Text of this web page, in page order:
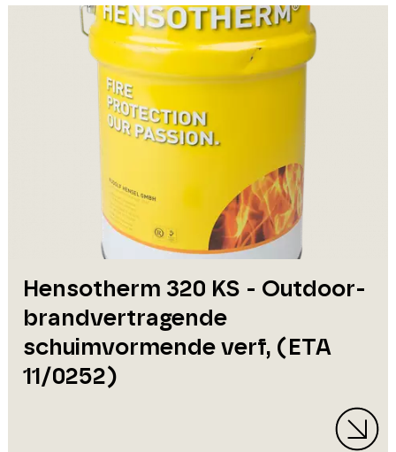
Hensotherm 320 KS - Outdoor-
brandvertragende
schuimvormende verf, (ETA
11/0252)